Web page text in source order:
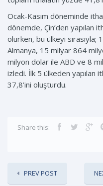
Ocak-Kasım döneminde
dönemde, Çin’den yapılan
olurken, bu ülkeyi
Almanya, 15 milyar 864
milyon dolar ile ABD ve 8
izledi. İlk 5 ülkeden yapılan
37,8’ini oluşturdu.
Share this:
PREV POST